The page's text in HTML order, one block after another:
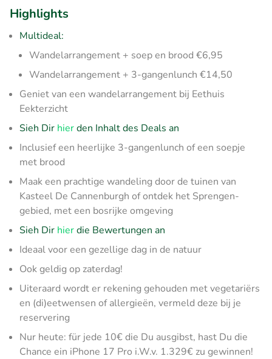
Highlights
Multideal:
Wandelarrangement + soep en brood €6,95
Wandelarrangement + 3-gangenlunch €14,50
Geniet van een wandelarrangement bij Eethuis
Eekterzicht
Sieh Dir hierden Inhalt des Deals an
Inclusief een heerlijke 3-gangenlunch of een soepje
met brood
Maak een prachtige wandeling door de tuinen van
Kasteel De Cannenburgh of ontdek het Sprengen-
gebied, met een bosrijke omgeving
Sieh Dir hierdie Bewertungen an
Ideaal voor een gezellige dag in de natuur
Ook geldig op zaterdag!
Uiteraard wordt er rekening gehouden met vegetariërs
en (di)eetwensen of allergieën, vermeld deze bij je
reservering
Nur heute: für jede 10€ die Du ausgibst, hast Du die
Chance ein iPhone 17 Pro i.W.v. 1.329€ zu gewinnen!